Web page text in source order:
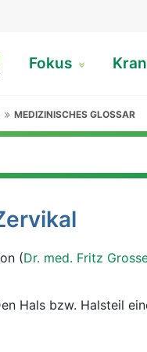
Fokus
MEDIZINISCHES GLOSSAR
(Dr. med. Fritz
Hals bzw. Halsteil